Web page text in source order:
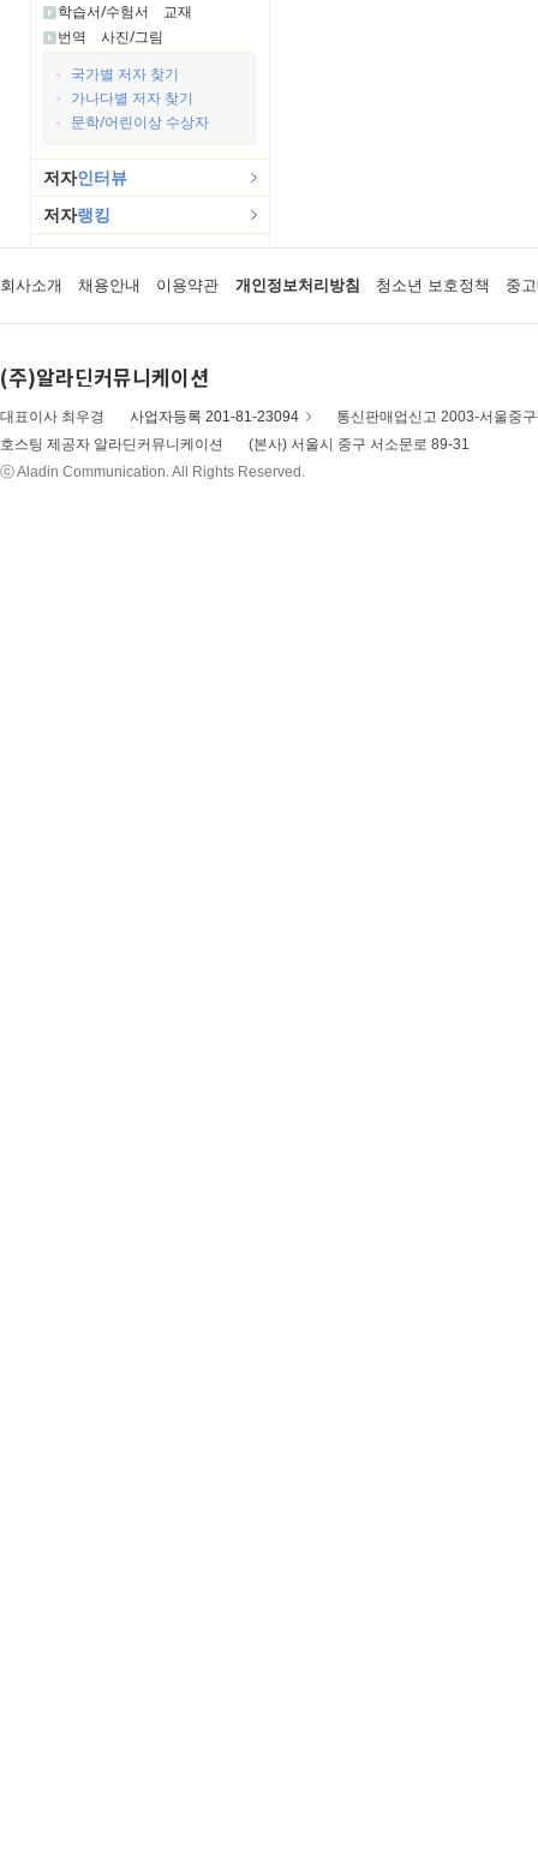
학습서/수험서
교재
번역
사진/그림
국가별 저자 찾기
가나다별 저자 찾기
문학/어린이상 수상자
저자인터뷰
저자랭킹
회사소개 채용안내 이용약관 개인정보처리방침 청소년 보호정책 중
(주)알라딘커뮤니케이션
대표이사 최우경 사업자등록 201-81-23094
통신판매업신고 2003-서울중
호스팅 제공자 알라딘커뮤니케이션
(본사) 서울시 중구 서소문로 89-31
ⓒ Aladin Communication. All Rights Reserved.